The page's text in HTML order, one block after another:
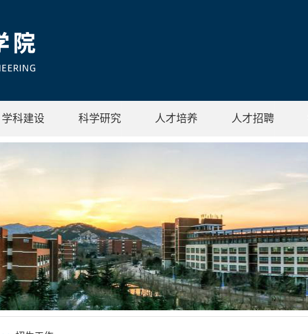
学科建设 科学研究 人才培养 人才招聘